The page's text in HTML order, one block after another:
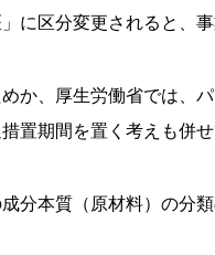
」に区分変更されると、
か、厚生労働省では、
置期間を置く考えも併
分本質（原材料）の分